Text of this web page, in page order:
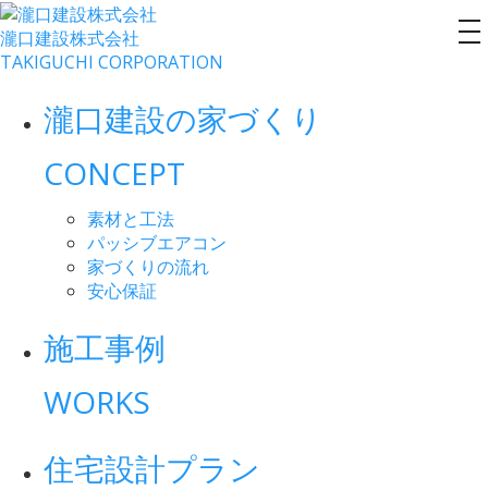
瀧口建設株式会社
TAKIGUCHI CORPORATION
瀧口建設の家づくり
CONCEPT
素材と工法
パッシブエアコン
家づくりの流れ
安心保証
施工事例
WORKS
住宅設計プラン